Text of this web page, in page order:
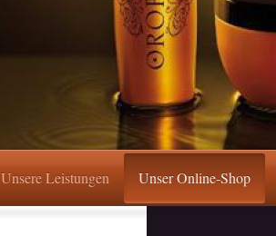
Unsere Leistungen Unser Online-Shop